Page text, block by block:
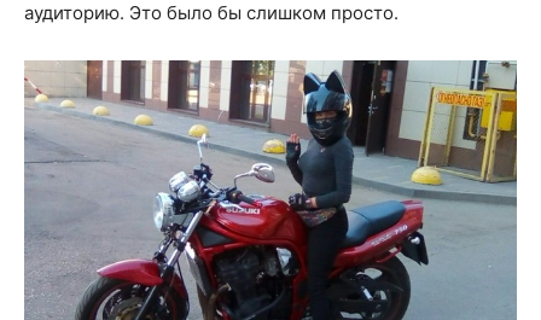
аудиторию. Это было бы слишком просто.